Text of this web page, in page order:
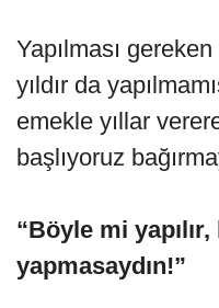
Yapılması
yıldır da
emekle yıllar
başlıyoruz
“Böyle mi
yapmasaydın!”